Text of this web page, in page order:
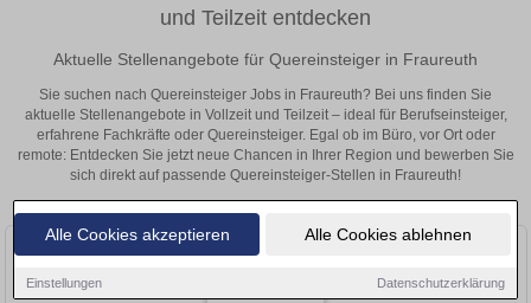
Alle Cookies akzeptieren Alle Cookies ablehnen
Einstellungen Datenschutzerklärung
und Teilzeit entdecken
Aktuelle Stellenangebote für Quereinsteiger in Fraureuth
Sie suchen nach Quereinsteiger Jobs in Fraureuth? Bei uns finden Sie
aktuelle Stellenangebote in Vollzeit und Teilzeit – ideal für Berufseinsteiger,
erfahrene Fachkräfte oder Quereinsteiger. Egal ob im Büro, vor Ort oder
remote: Entdecken Sie jetzt neue Chancen in Ihrer Region und bewerben Sie
sich direkt auf passende Quereinsteiger-Stellen in Fraureuth!